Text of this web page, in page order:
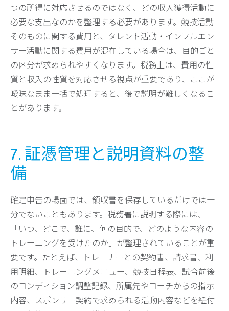
つの所得に対応させるのではなく、どの収入獲得活動に
必要な支出なのかを整理する必要があります。競技活動
そのものに関する費用と、タレント活動・インフルエン
サー活動に関する費用が混在している場合は、目的ごと
の区分が求められやすくなります。税務上は、費用の性
質と収入の性質を対応させる視点が重要であり、ここが
曖昧なまま一括で処理すると、後で説明が難しくなるこ
とがあります。
7. 証憑管理と説明資料の整
備
確定申告の場面では、領収書を保存しているだけでは十
分でないこともあります。税務署に説明する際には、
「いつ、どこで、誰に、何の目的で、どのような内容の
トレーニングを受けたのか」が整理されていることが重
要です。たとえば、トレーナーとの契約書、請求書、利
用明細、トレーニングメニュー、競技日程表、試合前後
のコンディション調整記録、所属先やコーチからの指示
内容、スポンサー契約で求められる活動内容などを紐付